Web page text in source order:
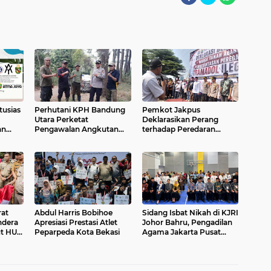
Perhutani KPH Bandung
Utara Perketat
Pengawalan Angkutan
Pemkot Jakpus
Deklarasikan Perang
terhadap Peredaran
HUT
Abdul Harris Bobihoe
Apresiasi Prestasi Atlet
Peparpeda Kota Bekasi
Sidang Isbat Nikah di KJRI
Johor Bahru, Pengadilan
Agama Jakarta Pusat